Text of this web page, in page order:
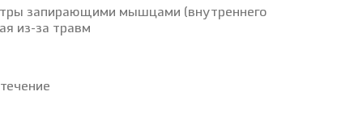
запирающими мышцами (внутреннего
из-за травм